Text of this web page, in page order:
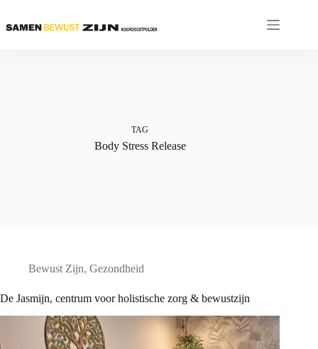
de
TAG
Body Stress Release
Bewust Zijn, Gezondheid
De Jasmijn, centrum voor holistische zorg & bewustzijn